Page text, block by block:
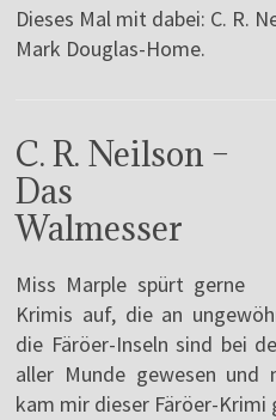
Dieses Mal mit dabei: C. R.
Mark Douglas-Home.
C. R. Neilson –
Das
Walmesser
Miss Marple spürt gerne
Krimis auf, die an
die Färöer-Inseln sind bei
aller Munde gewesen und
kam mir dieser Färöer-Krimi